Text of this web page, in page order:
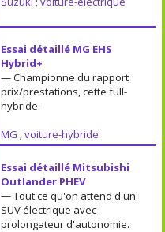
Essai détaillé MG EHS
Hybrid+
— Championne du rapport
prix/prestations, cette full-
hybride.
MG ; voiture-hybride
Essai détaillé Mitsubishi
Outlander PHEV
— Tout ce qu'on attend d'un
SUV électrique avec
prolongateur d'autonomie.